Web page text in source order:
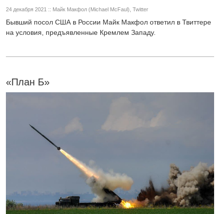
24 декабря 2021 :: Майк Макфол (Michael McFaul), Twitter
Бывший посол США в России Майк Макфол ответил в Твиттере
на условия, предъявленные Кремлем Западу.
«План Б»